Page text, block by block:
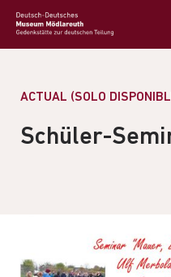
ACTUAL (SOLO
Schüler-